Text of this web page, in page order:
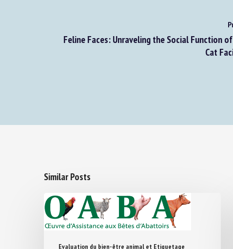
Feline Faces: Unraveling the Social Function of
Cat
Similar Posts
Evaluation du bien-être animal et Etiquetage